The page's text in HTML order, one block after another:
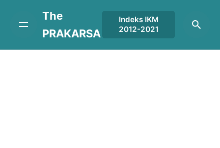
content
The
PRAKARSA
Indeks IKM
2012-2021